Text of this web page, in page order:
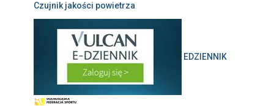
Czujnik jakości powietrza
EDZIENNIK